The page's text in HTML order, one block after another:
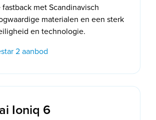
met Scandinavisch
materialen en een sterk
en technologie.
2 aanbod
Ioniq 6